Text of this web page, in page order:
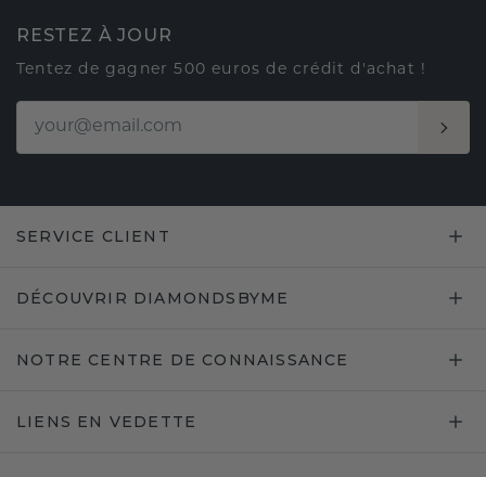
RESTEZ À JOUR
Tentez de gagner 500 euros de crédit d'achat !
SERVICE CLIENT
DÉCOUVRIR DIAMONDSBYME
NOTRE CENTRE DE CONNAISSANCE
LIENS EN VEDETTE